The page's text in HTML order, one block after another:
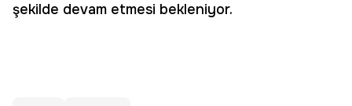
şekilde devam etmesi bekleniyor.